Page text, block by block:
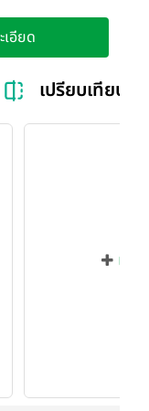
อียด
เปรียบเทียบ
เพิ่